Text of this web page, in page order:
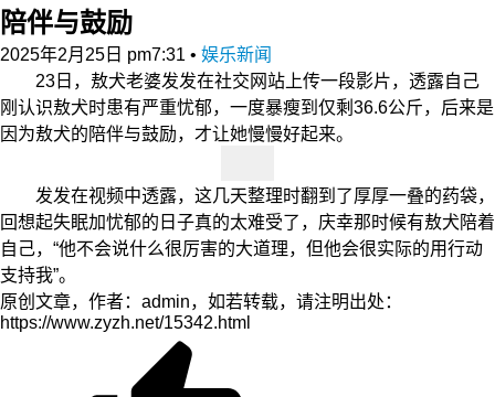
陪伴与鼓励
2025年2月25日 pm7:31 • 娱乐新闻
23日，敖犬老婆发发在社交网站上传一段影片，透露自己
刚认识敖犬时患有严重忧郁，一度暴瘦到仅剩36.6公斤，后来是
因为敖犬的陪伴与鼓励，才让她慢慢好起来。
发发在视频中透露，这几天整理时翻到了厚厚一叠的药袋，
回想起失眠加忧郁的日子真的太难受了，庆幸那时候有敖犬陪着
自己，“他不会说什么很厉害的大道理，但他会很实际的用行动
支持我”。
原创文章，作者：admin，如若转载，请注明出处：
https://www.zyzh.net/15342.html